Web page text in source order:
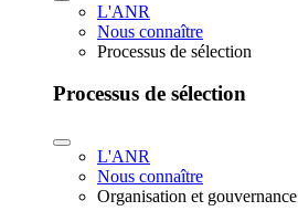
L'ANR
Nous connaître
Processus de sélection
Processus de sélection
L'ANR
Nous connaître
Organisation et gouvernance